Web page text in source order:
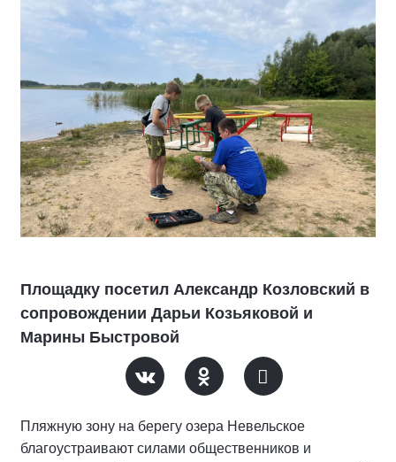
Площадку посетил Александр Козловский в
сопровождении Дарьи Козьяковой и
Марины Быстровой
Пляжную зону на берегу озера Невельское
благоустраивают силами общественников и